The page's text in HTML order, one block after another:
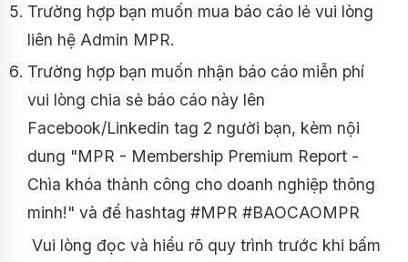
Trường hợp bạn muốn mua báo cáo lẻ vui lòng
liên hệ Admin MPR.
Trường hợp bạn muốn nhận báo cáo miễn phí
vui lòng chia sẻ báo cáo này lên
Facebook/Linkedin tag 2 người bạn, kèm nội
dung "MPR - Membership Premium Report -
Chìa khóa thành công cho doanh nghiệp thông
minh!" và để hashtag #MPR #BAOCAOMPR
Vui lòng đọc và hiểu rõ quy trình trước khi bấm